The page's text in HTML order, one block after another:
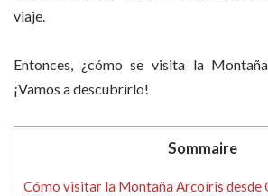
viaje.
Entonces, ¿cómo se visita la
¡Vamos a descubrirlo!
Sommaire
Cómo visitar la Montaña Arcoíris desde